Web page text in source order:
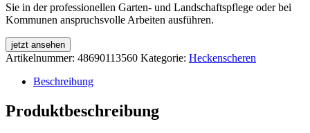
Sie in der professionellen Garten- und Landschaftspflege oder bei
Kommunen anspruchsvolle Arbeiten ausführen.
jetzt ansehen
Artikelnummer: 48690113560 Kategorie: Heckenscheren
Beschreibung
Produktbeschreibung